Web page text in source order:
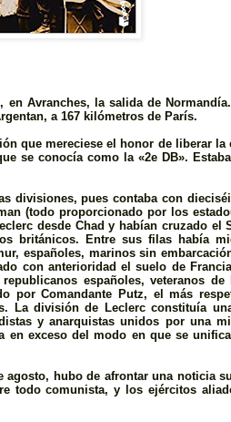
Avranches, la salida de
a 167 kilómetros de Parí­s.
que mereciese el honor de liberar la
se conocí­a como la «2e DB».
divisiones, pues contaba con
(todo proporcionado por los
desde Chad y habí­an cruzado el
británicos. Entre sus filas había
españoles, marinos sin
con anterioridad el suelo de
españoles, veteranos
por Comandante Putz, el más
La división de Leclerc constituí­a
y anarquistas unidos por una
exceso del modo en que se
agosto, hubo de afrontar una noticia
todo comunista, y los ejércitos